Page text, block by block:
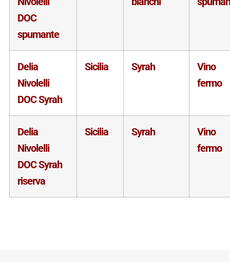
DOC
spumante
Delia
Nivolelli
DOC Syrah
Sicilia Syrah
Vino
fermo
Delia
Nivolelli
DOC Syrah
riserva
Sicilia Syrah
Vino
fermo